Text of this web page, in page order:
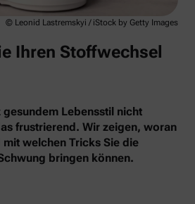
© Leonid Lastremskyi / iStock by Getty Images
Ihren Stoffwechsel
Lebensstil nicht
frustrierend. Wir zeigen, woran
welchen Tricks Sie die
bringen können.